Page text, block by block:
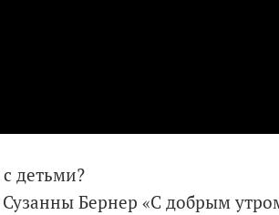
детьми?
Бернер «С добрым